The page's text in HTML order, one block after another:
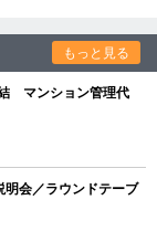
もっと見る
マンション管理代
会／ラウンドテーブ